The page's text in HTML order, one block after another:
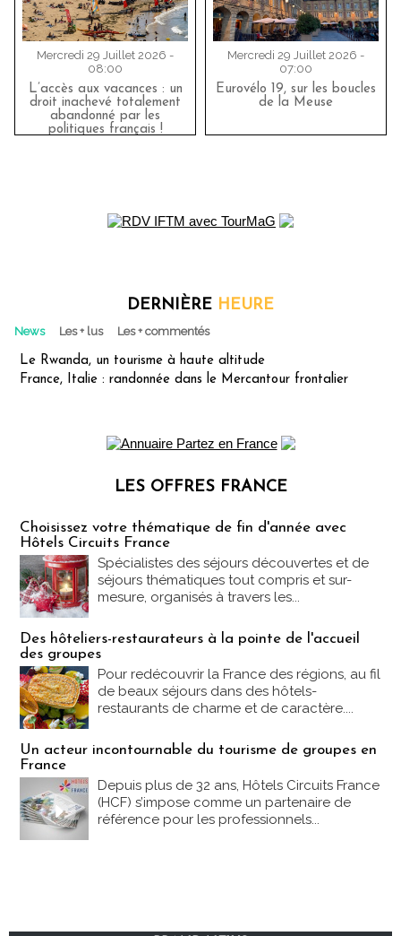
Mercredi 29 Juillet 2026 -
08:00
L’accès aux vacances : un
droit inachevé totalement
abandonné par les
politiques français !
Mercredi 29 Juillet 2026 -
07:00
Eurovélo 19, sur les boucles
de la Meuse
DERNIÈRE HEURE
News Les + lus Les + commentés
Le Rwanda, un tourisme à haute altitude
France, Italie : randonnée dans le Mercantour frontalier
LES OFFRES FRANCE
Choisissez votre thématique de fin d'année avec
Hôtels Circuits France
Spécialistes des séjours découvertes et de
séjours thématiques tout compris et sur-
mesure, organisés à travers les...
Des hôteliers-restaurateurs à la pointe de l'accueil
des groupes
Pour redécouvrir la France des régions, au fil
de beaux séjours dans des hôtels-
restaurants de charme et de caractère....
Un acteur incontournable du tourisme de groupes en
France
Depuis plus de 32 ans, Hôtels Circuits France
(HCF) s’impose comme un partenaire de
référence pour les professionnels...